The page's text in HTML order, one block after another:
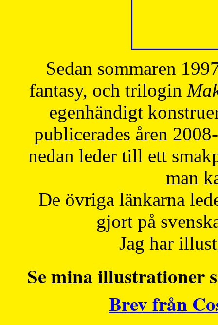
Sedan sommaren
fantasy, och trilogin
egenhändigt
publicerades åren
nedan leder till ett
man
De övriga länkarna
gjort på
Jag har
Se mina illustrationer
Brev från